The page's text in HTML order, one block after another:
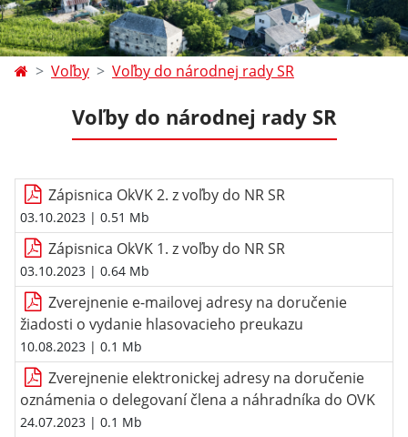
Voľby Voľby do národnej rady SR
Voľby do národnej rady SR
Zápisnica OkVK 2. z voľby do NR SR
03.10.2023 | 0.51 Mb
Zápisnica OkVK 1. z voľby do NR SR
03.10.2023 | 0.64 Mb
Zverejnenie e-mailovej adresy na doručenie
žiadosti o vydanie hlasovacieho preukazu
10.08.2023 | 0.1 Mb
Zverejnenie elektronickej adresy na doručenie
oznámenia o delegovaní člena a náhradníka do OVK
24.07.2023 | 0.1 Mb